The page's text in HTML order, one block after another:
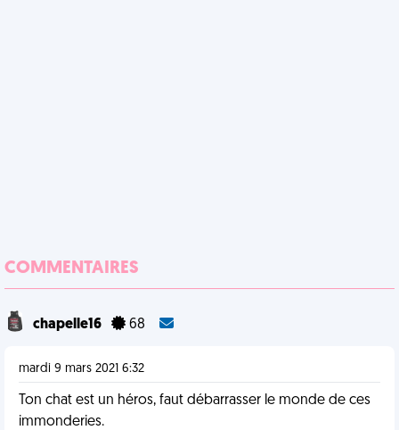
COMMENTAIRES
chapelle16 68
mardi 9 mars 2021 6:32
Ton chat est un héros, faut débarrasser le monde de ces
immonderies.